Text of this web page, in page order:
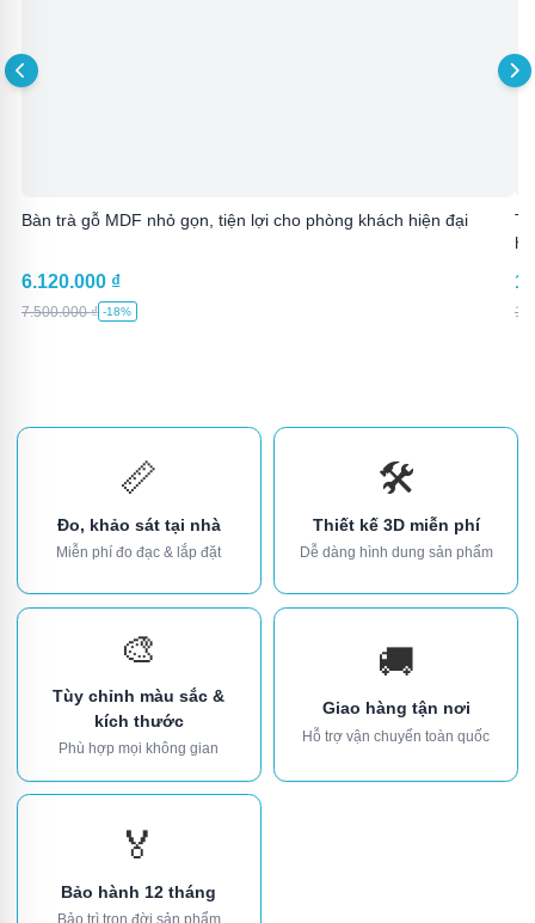
Bàn trà gỗ MDF nhỏ gọn, tiện lợi cho phòng khách hiện đại
6.120.000 ₫
7.500.000₫ -18%
📏
Đo, khảo sát tại nhà
Miễn phí đo đạc & lắp đặt
🛠️
Thiết kế 3D miễn phí
Dễ dàng hình dung sản phẩm
🎨
Tùy chỉnh màu sắc &
kích thước
Phù hợp mọi không gian
🚚
Giao hàng tận nơi
Hỗ trợ vận chuyển toàn quốc
🏅
Bảo hành 12 tháng